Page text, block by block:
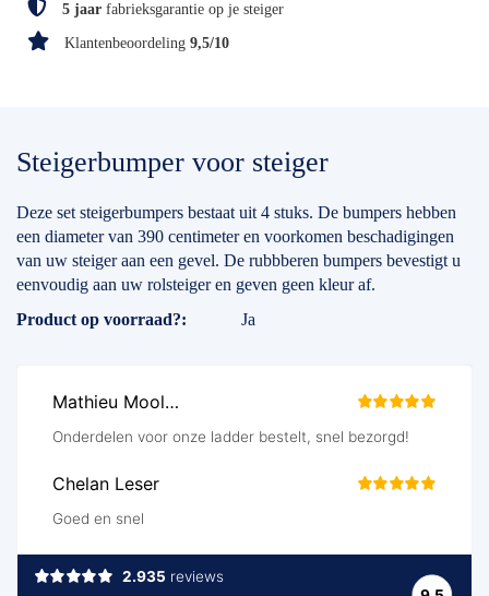
5 jaar fabrieksgarantie op je steiger
Klantenbeoordeling 9,5/10
Steigerbumper voor steiger
Deze set steigerbumpers bestaat uit 4 stuks. De bumpers hebben
een diameter van 390 centimeter en voorkomen beschadigingen
van uw steiger aan een gevel. De rubbberen bumpers bevestigt u
eenvoudig aan uw rolsteiger en geven geen kleur af.
Specificaties
Product op voorraad? Ja